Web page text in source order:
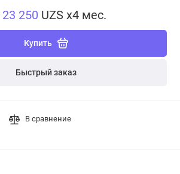
23 250 UZS x4 мес.
Купить
Быстрый заказ
В сравнение